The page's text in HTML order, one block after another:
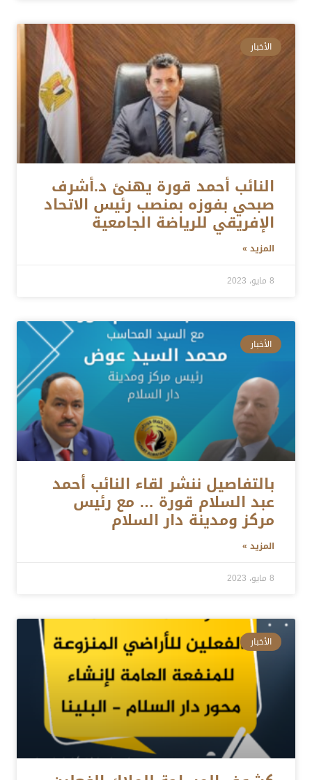
الأخبار
النائب أحمد قورة يهنئ د.أشرف
صبحي بفوزه بمنصب رئيس الاتحاد
الإفريقي للرياضة الجامعية
المزيد »
8 مايو، 2023
الأخبار
بالتفاصيل ننشر لقاء النائب أحمد
عبد السلام قورة … مع رئيس
مركز ومدينة دار السلام
المزيد »
8 مايو، 2023
الأخبار